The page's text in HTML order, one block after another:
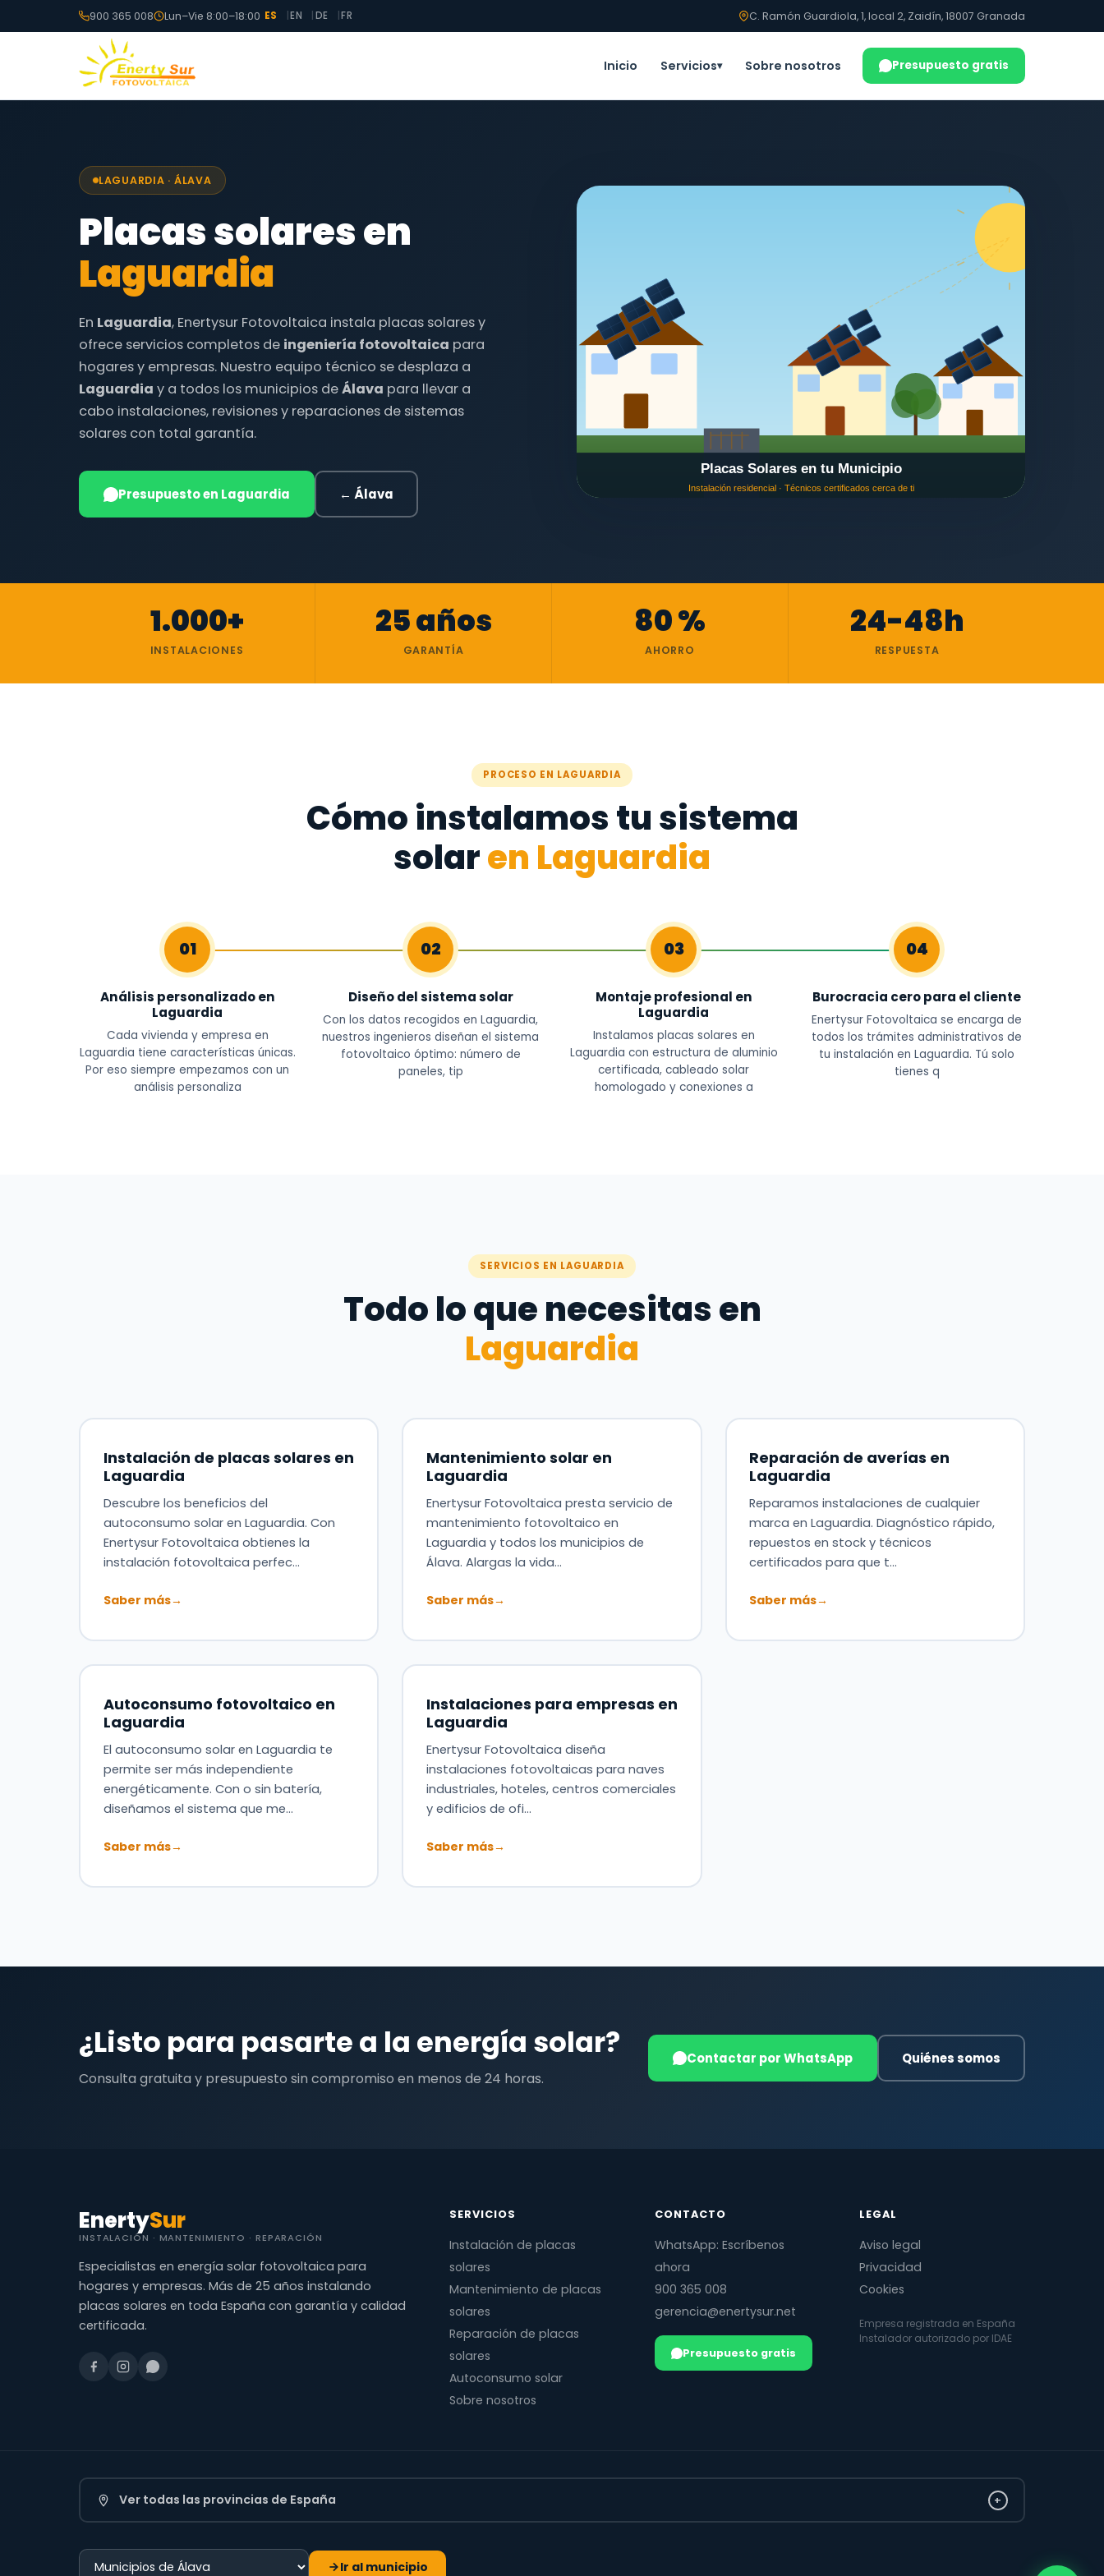
900 365 008 Lun–Vie 8:00–18:00 ES EN DE FR C. Ramón Guardiola, 1, local 2, Zaidín, 18007 Granada
Inicio Servicios▾ Sobre nosotros Presupuesto gratis
LAGUARDIA · ÁLAVA
Placas solares en
Laguardia
En Laguardia, Enertysur Fotovoltaica instala placas solares y
ofrece servicios completos de ingeniería fotovoltaica para
hogares y empresas. Nuestro equipo técnico se desplaza a
Laguardia y a todos los municipios deÁlava para llevar a
cabo instalaciones, revisiones y reparaciones de sistemas
solares con total garantía.
Presupuesto en Laguardia ← Álava
1.000+
INSTALACIONES
25 años
GARANTÍA
80 %
AHORRO
24-48h
RESPUESTA
PROCESO EN LAGUARDIA
Cómo instalamos tu sistema
solaren Laguardia
01
Análisis personalizado en
Laguardia
Cada vivienda y empresa en
Laguardia tiene características únicas.
Por eso siempre empezamos con un
análisis personaliza
02
Diseño del sistema solar
Con los datos recogidos en Laguardia,
nuestros ingenieros diseñan el sistema
fotovoltaico óptimo: número de
paneles, tip
03
Montaje profesional en
Laguardia
Instalamos placas solares en
Laguardia con estructura de aluminio
certificada, cableado solar
homologado y conexiones a
04
Burocracia cero para el cliente
Enertysur Fotovoltaica se encarga de
todos los trámites administrativos de
tu instalación en Laguardia. Tú solo
tienes q
SERVICIOS EN LAGUARDIA
Todo lo que necesitas en
Laguardia
Instalación de placas solares en
Laguardia
Descubre los beneficios del
autoconsumo solar en Laguardia. Con
Enertysur Fotovoltaica obtienes la
instalación fotovoltaica perfec…
Saber más→
Mantenimiento solar en
Laguardia
Enertysur Fotovoltaica presta servicio de
mantenimiento fotovoltaico en
Laguardia y todos los municipios de
Álava. Alargas la vida…
Saber más→
Reparación de averías en
Laguardia
Reparamos instalaciones de cualquier
marca en Laguardia. Diagnóstico rápido,
repuestos en stock y técnicos
certificados para que t…
Saber más→
Autoconsumo fotovoltaico en
Laguardia
El autoconsumo solar en Laguardia te
permite ser más independiente
energéticamente. Con o sin batería,
diseñamos el sistema que me…
Saber más→
Instalaciones para empresas en
Laguardia
Enertysur Fotovoltaica diseña
instalaciones fotovoltaicas para naves
industriales, hoteles, centros comerciales
y edificios de ofi…
Saber más→
¿Listo para pasarte a la energía solar?
Consulta gratuita y presupuesto sin compromiso en menos de 24 horas.
Contactar por WhatsApp Quiénes somos
EnertySur
INSTALACIÓN · MANTENIMIENTO · REPARACIÓN
Especialistas en energía solar fotovoltaica para
hogares y empresas. Más de 25 años instalando
placas solares en toda España con garantía y calidad
certificada.
SERVICIOS
Instalación de placas
solares
Mantenimiento de placas
solares
Reparación de placas
solares
Autoconsumo solar
Sobre nosotros
CONTACTO
WhatsApp: Escríbenos
ahora
900 365 008
gerencia@enertysur.net
Presupuesto gratis
LEGAL
Aviso legal
Privacidad
Cookies
Empresa registrada en España
Instalador autorizado por IDAE
Ver todas las provincias de España +
Ir al municipio